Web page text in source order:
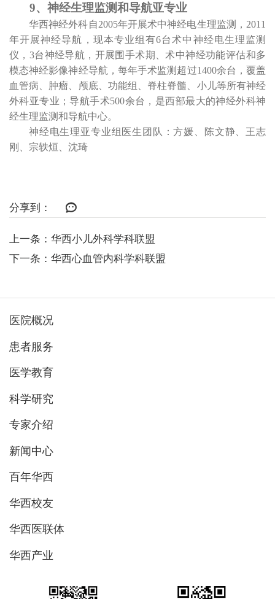
9、神经生理监测和导航亚专业
华西神经外科自2005年开展术中神经电生理监测， 2011
年开展神经导航，现本专业组有6台术中神经电生理监测
仪， 3台神经导航，开展围手术期、术中神经功能评估和多
模态神经影像神经导航，每年手术监测超过1400余台，覆盖
血管病、肿瘤、颅底、功能组、脊柱脊髓、小儿等所有神经
外科亚专业；导航手术500余台，是西部最大的神经外科神
经生理监测和导航中心。
神经电生理亚专业组医生团队：方媛、陈文静、王志
刚、宗轶烜、沈琦
分享到：
上一条：华西小儿外科学科联盟
下一条：华西心血管内科学科联盟
医院概况
患者服务
医学教育
科学研究
专家介绍
新闻中心
百年华西
华西校友
华西医联体
华西产业